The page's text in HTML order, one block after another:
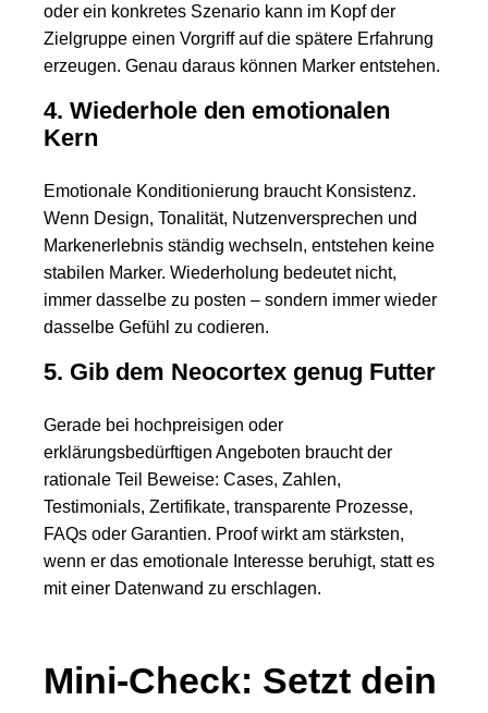
oder ein konkretes Szenario kann im Kopf der
Zielgruppe einen Vorgriff auf die spätere Erfahrung
erzeugen. Genau daraus können Marker entstehen.
4. Wiederhole den emotionalen
Kern
Emotionale Konditionierung braucht Konsistenz.
Wenn Design, Tonalität, Nutzenversprechen und
Markenerlebnis ständig wechseln, entstehen keine
stabilen Marker. Wiederholung bedeutet nicht,
immer dasselbe zu posten – sondern immer wieder
dasselbe Gefühl zu codieren.
5. Gib dem Neocortex genug Futter
Gerade bei hochpreisigen oder
erklärungsbedürftigen Angeboten braucht der
rationale Teil Beweise: Cases, Zahlen,
Testimonials, Zertifikate, transparente Prozesse,
FAQs oder Garantien. Proof wirkt am stärksten,
wenn er das emotionale Interesse beruhigt, statt es
mit einer Datenwand zu erschlagen.
Mini-Check: Setzt dein